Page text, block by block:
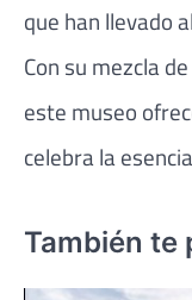
que han llevado
Con su mezcla
este museo
celebra la
También te